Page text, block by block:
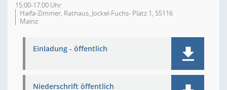
15:00-17:00 Uhr
Haifa-Zimmer, Rathaus, Jockel-Fuchs- Platz 1, 55116
Mainz
Einladung - öffentlich
Niederschrift öffentlich